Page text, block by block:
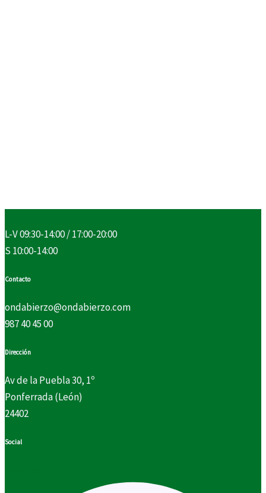
L-V 09:30-14:00 / 17:00-20:00
S 10:00-14:00
Contacto
ondabierzo@ondabierzo.com
987 40 45 00
Dirección
Av de la Puebla 30, 1º
Ponferrada (León)
24402
Social